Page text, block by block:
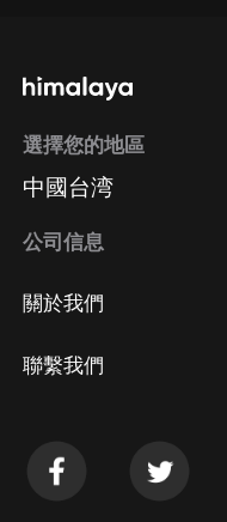
選擇您的地區
中國台湾
公司信息
關於我們
聯繫我們